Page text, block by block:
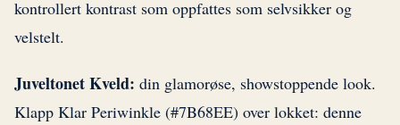
kontrollert kontrast som oppfattes som selvsikker og
velstelt.
Juveltonet Kveld: din glamorøse, showstoppende look.
Klapp Klar Periwinkle (#7B68EE) over lokket: denne